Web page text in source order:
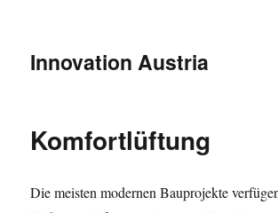
Innovation Austria
Komfortlüftung
Die meisten modernen Bauprojekte